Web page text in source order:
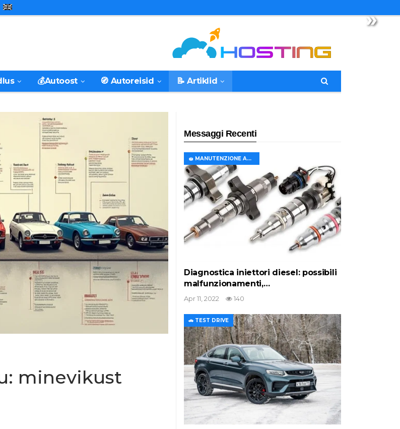
»
💰Autoost 🧭 Autoreisid 📝 Artiklid
minevikust
Messaggi Recenti
🧽 MANUTENZIONE AUTO
Diagnostica iniettori diesel: possibili
malfunzionamenti,…
Apr 11, 2022 140
🚗 TEST DRIVE